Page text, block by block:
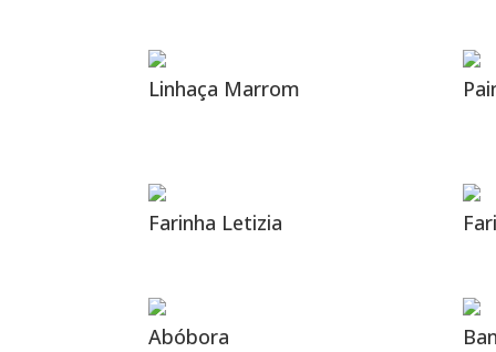
Linhaça Marrom
Farinha Letizia
Abóbora